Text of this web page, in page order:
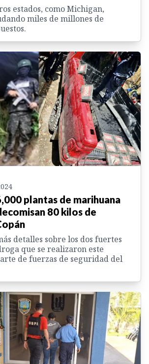
estados, como Michigan,
miles de millones de
plantas de marihuana
80 kilos de
detalles sobre los dos fuertes
que se realizaron este
de fuerzas de seguridad del